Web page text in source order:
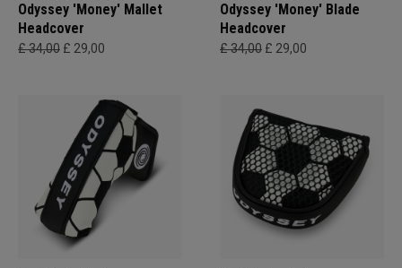
Odyssey 'Money' Mallet
Headcover
£ 34,00 £ 29,00
Odyssey 'Money' Blade
Headcover
£ 34,00 £ 29,00